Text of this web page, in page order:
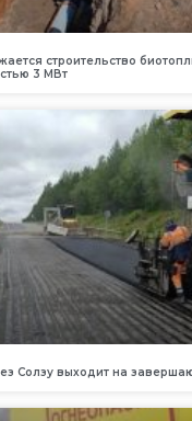
строительство
3 МВт
Солзу выходит на